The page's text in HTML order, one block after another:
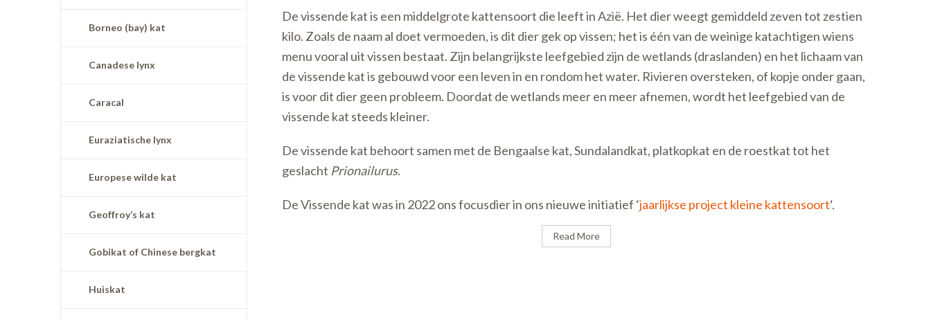
De vissende kat is een middelgrote kattensoort die leeft in Azië. Het dier weegt gemiddeld zeven tot zestien
kilo. Zoals de naam al doet vermoeden, is dit dier gek op vissen; het is één van de weinige katachtigen wiens
menu vooral uit vissen bestaat. Zijn belangrijkste leefgebied zijn de wetlands (draslanden) en het lichaam van
de vissende kat is gebouwd voor een leven in en rondom het water. Rivieren oversteken, of kopje onder gaan,
is voor dit dier geen probleem. Doordat de wetlands meer en meer afnemen, wordt het leefgebied van de
vissende kat steeds kleiner.
De vissende kat behoort samen met de Bengaalse kat, Sundalandkat, platkopkat en de roestkat tot het
geslacht Prionailurus.
De Vissende kat was in 2022 ons focusdier in ons nieuwe initiatief ‘jaarlijkse project kleine kattensoort‘.
Read More
Borneo (bay) kat
Canadese lynx
Caracal
Euraziatische lynx
Europese wilde kat
Geoffroy’s kat
Gobikat of Chinese bergkat
Huiskat